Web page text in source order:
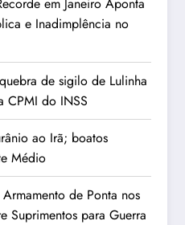
e Inadimplência no
de sigilo de Lulinha
CPMI do INSS
ao Irã; boatos
Médio
de Ponta nos
Suprimentos para Guerra